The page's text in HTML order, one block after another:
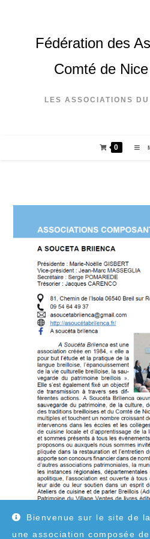
Bienvenue sur le site de
une association composée
Fédération des
Comté de
LES ASSOCIATIONS
0